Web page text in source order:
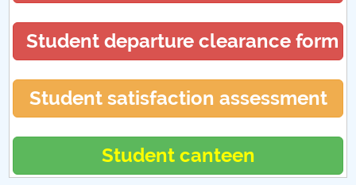
Student departure clearance form
Student satisfaction assessment
Student canteen